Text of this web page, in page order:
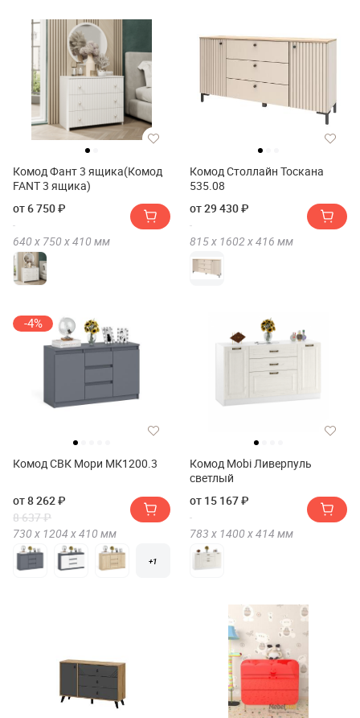
Комод Фант 3 ящика(Комод
FANT 3 ящика)
от 6 750 ₽
640 х 750 х410 мм
Комод Столлайн Тоскана
535.08
от 29 430 ₽
815 х 1602 х416 мм
-4%
Комод СВК Мори МК1200.3
от 8 262 ₽
8 637 ₽
730 х 1204 х410 мм
+1
Комод Mobi Ливерпуль
светлый
от 15 167 ₽
783 х 1400 х414 мм